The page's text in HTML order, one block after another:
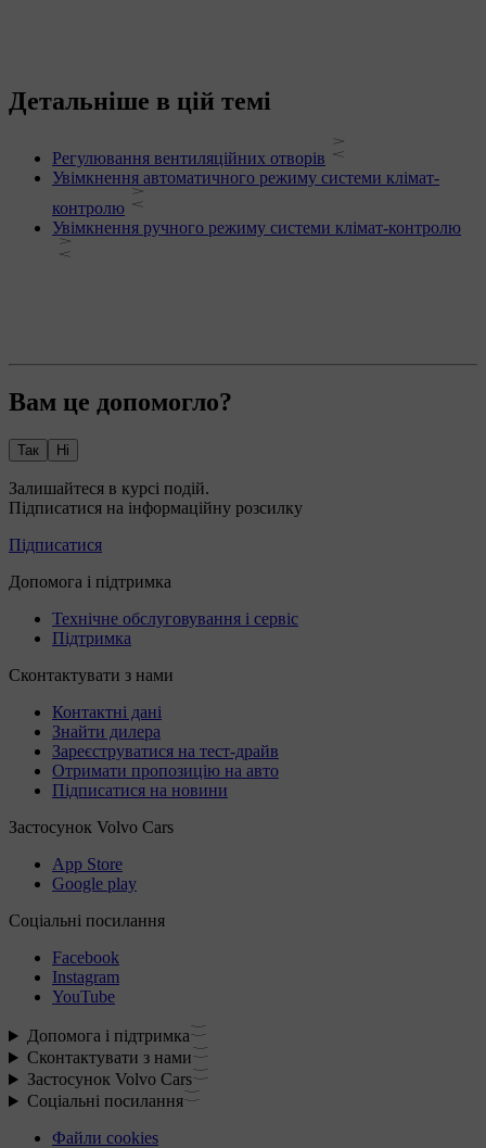
Детальніше в цій темі
Регулювання вентиляційних отворів
Увімкнення автоматичного режиму системи клімат-
контролю
Увімкнення ручного режиму системи клімат-контролю
Вам це допомогло?
Так Ні